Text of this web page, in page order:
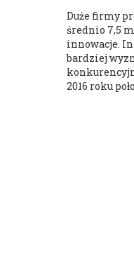
Duże firmy
średnio 7,5
innowacje.
bardziej
2016 roku